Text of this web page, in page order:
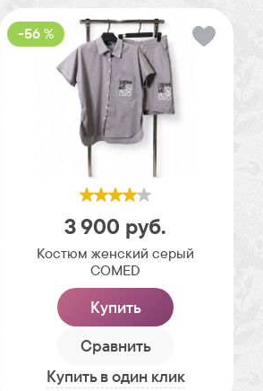
-56 %
3 900 руб.
Костюм женский серый
COMED
Купить
Сравнить
Купить в один клик